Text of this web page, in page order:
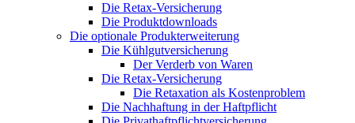
Die Retax-Versicherung
Die Produktdownloads
Die optionale Produkterweiterung
Die Kühlgutversicherung
Der Verderb von Waren
Die Retax-Versicherung
Die Retaxation als Kostenproblem
Die Nachhaftung in der Haftpflicht